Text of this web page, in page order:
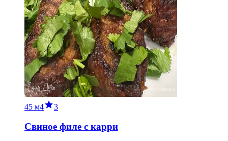
45 м4 3
Свиное филе с карри